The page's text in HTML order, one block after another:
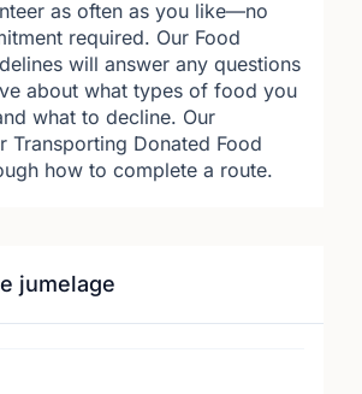
as often as you like—no
required. Our Food
will answer any questions
about what types of food you
what to decline. Our
Transporting Donated Food
how to complete a route.
jumelage